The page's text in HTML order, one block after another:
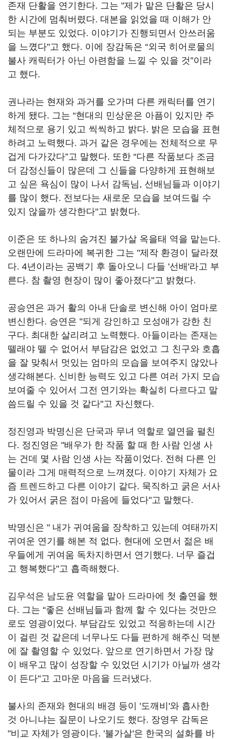
존재 단활을 연기한다. 그는 "제가 맡은 단활은 당시
한 시간에 멈춰버렸다. 대본을 읽었을 때 이해가 안
되는 부분도 있었다. 이야기가 진행되면서 안쓰러움
을 느꼈다"고 했다. 이에 장감독은 “외국 히어로물의
불사 캐릭터가 아닌 아련함을 느낄 수 있을 것”이라
고 했다.
권나라는 현재와 과거를 오가며 다른 캐릭터를 연기
하게 됐다. 그는 “현대의 민상운은 아픔이 있지만 주
체적으로 용기 있고 씩씩하고 밝다. 밝은 모습을 표현
하려고 노력했다. 과거 같은 경우에는 전체적으로 무
겁게 다가갔다”고 말했다. 또한 “다른 작품보다 조금
더 감정신들이 많은데 그 신들을 다양하게 표현해보
고 싶은 욕심이 많이 나서 감독님, 선배님들과 이야기
를 많이 했다. 전보다는 새로운 모습을 보여드릴 수
있지 않을까 생각한다"고 밝혔다.
이준은 또 하나의 숨겨진 불가살 옥을태 역을 맡는다.
오랜만에 드라마에 복귀한 그는 "제작 환경이 달라졌
다. 4년이라는 공백기 후 돌아오니 다들 '선배 '라고 부
른다. 참 촬영 현장이 많이 좋아졌다"고 밝혔다.
공승연은 과거 활의 아내 단솔로 변신해 아이 엄마로
변신한다. 승연은 "되게 강인하고 모성애가 강한 친
구다. 최대한 살리려고 노력했다. 아들이라는 존재는
뗄래야 뗄 수 없어서 부담감은 없었고 그 친구와 호흡
을 잘 맞춰서 멋있는 엄마의 모습을 보여주지 않았나
생각해본다. 신비한 능력도 있고 다른 여러 가지 모습
보여줄 수 있어서 그전 연기와는 확실히 다르다고 말
씀드릴 수 있을 것 같다"고 자신했다.
정진영과 박명신은 단국과 무녀 역할로 열연을 펼친
다. 정진영은 "배우가 한 작품 할 때 한 사람 인생 사
는 건데 몇 사람 인생 사는 작품이었다. 전혀 다른 인
물이라 그게 매력적으로 느껴졌다. 이야기 자체가 요
즘 트렌드하고 다른 이야기 같다. 묵직하고 굵은 서사
가 있어서 굵은 점이 마음에 들었다"고 말했다.
박명신은 " 내가 귀여움을 장착하고 있는데 여태까지
귀여운 연기를 해본 적 없다. 현대에 오면서 젊은 배
우들에게 귀여움 독차지하면서 연기했다. 너무 즐겁
고 행복했다"고 흡족해했다.
김우석은 남도윤 역할을 맡아 드라마에 첫 출연을 했
다. 그는 “좋은 선배님들과 함께 할 수 있다는 것만으
로도 영광이었다. 부담감도 있었고 적응하는데 시간
이 걸린 것 같은데 너무나도 다들 편하게 해주신 덕분
에 잘 촬영할 수 있었다. 앞으로 연기하면서 가장 많
이 배우고 많이 성장할 수 있었던 시기가 아닐까 생각
이 든다"고 고마운 마음을 드러냈다.
불사의 존재와 현대의 배경 등이 '도깨비 '와 흡사한
것 아니냐는 질문이 나오기도 했다. 장영우 감독은
"비교 자체가 영광이다. '불가살'은 한국의 설화를 바